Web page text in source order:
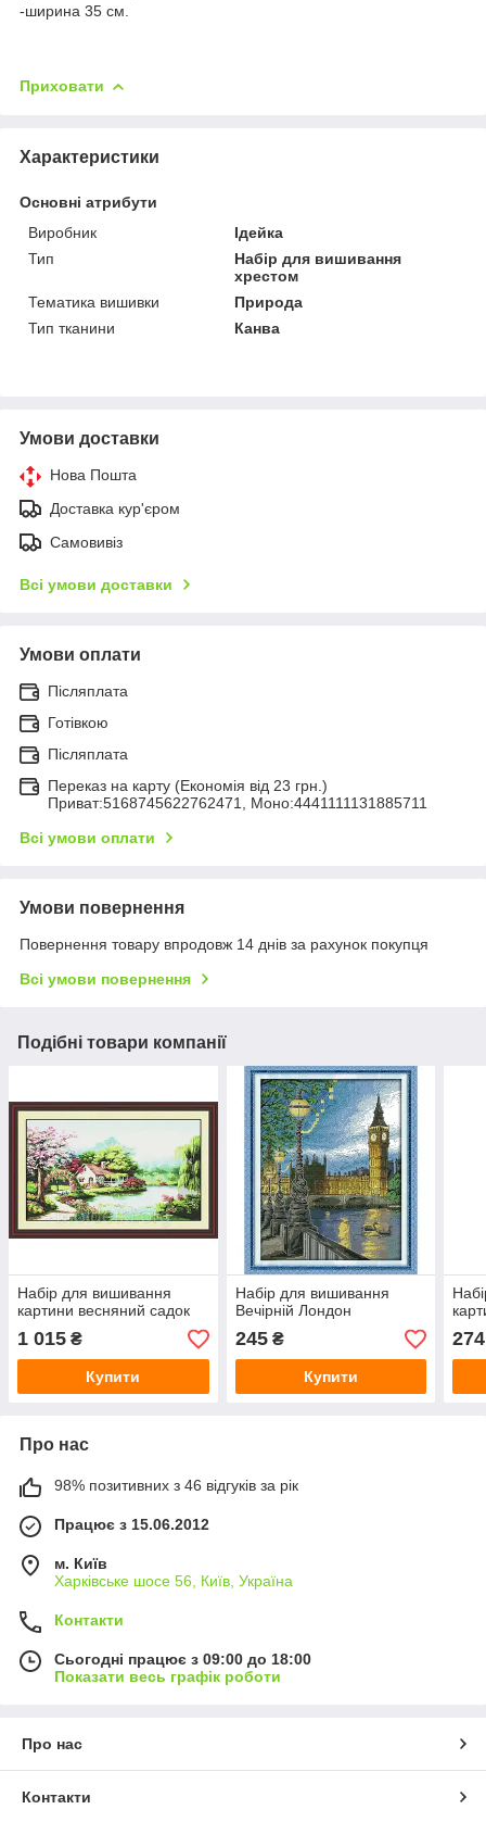
-ширина 35 см.
Приховати
Характеристики
Основні атрибути
Виробник
Ідейка
Тип
Набір для вишивання
хрестом
Тематика вишивки
Природа
Тип тканини
Канва
Умови доставки
Нова Пошта
Доставка кур'єром
Самовивіз
Всі умови доставки
Умови оплати
Післяплата
Готівкою
Післяплата
Переказ на карту (Економія від 23 грн.)
Приват:5168745622762471, Моно:4441111131885711
Всі умови оплати
Умови повернення
Повернення товару впродовж 14 днів за рахунок покупця
Всі умови повернення
Подібні товари компанії
Набір для вишивання
картини весняний садок
1 015 ₴
Купити
Набір для вишивання
Вечірній Лондон
245₴
Купити
274
Про нас
98% позитивних з 46 відгуків за рік
Працює з 15.06.2012
м. Київ
Харківське шосе 56, Київ, Україна
Контакти
Сьогодні працює з 09:00 до 18:00
Показати весь графік роботи
Про нас
Контакти